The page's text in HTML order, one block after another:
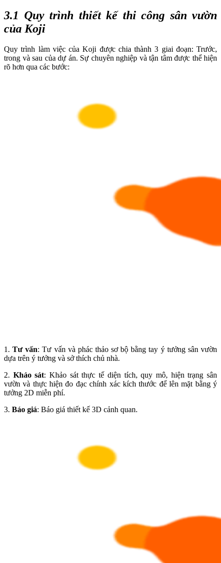
3.1 Quy trình thiết kế thi công sân vườn
của Koji
Quy trình làm việc của Koji được chia thành 3 giai đoạn: Trước,
trong và sau của dự án. Sự chuyên nghiệp và tận tâm được thể hiện
rõ hơn qua các bước:
1.Tư vấn: Tư vấn và phác thảo sơ bộ bằng tay ý tưởng sân vườn
dựa trên ý tưởng và sở thích chủ nhà.
2. Khảo sát: Khảo sát thực tế diện tích, quy mô, hiện trạng sân
vườn và thực hiện đo đạc chính xác kích thước để lên mặt bằng ý
tưởng 2D miễn phí.
3. Báo giá: Báo giá thiết kế 3D cảnh quan.